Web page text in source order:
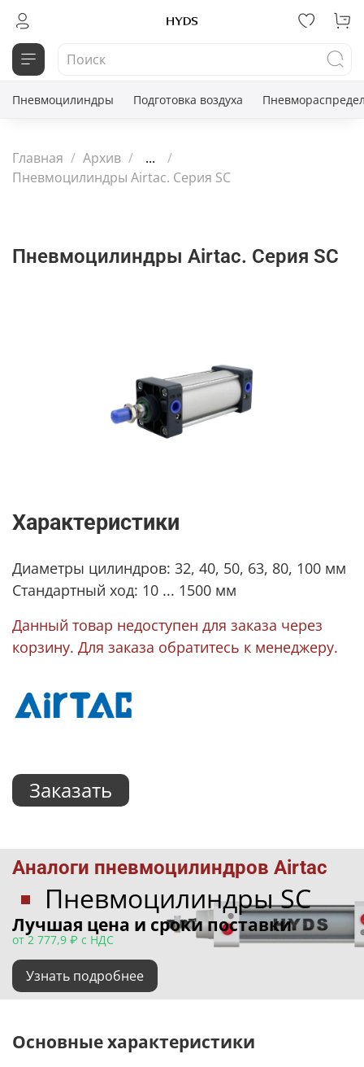
Пневмоцилиндры Подготовка воздуха
Главная Архив
...
Пневмоцилиндры Airtac. Серия SC
Пневмоцилиндры Airtac. Серия SC
Характеристики
Диаметры цилиндров: 32, 40, 50, 63, 80, 100 мм
Стандартный ход: 10 ... 1500 мм
Данный товар недоступен для заказа через
корзину. Для заказа обратитесь к менеджеру.
Заказать
Аналоги пневмоцилиндров Airtac
Пневмоцилиндры SC
Лучшая цена и сроки поставки
от 2 777,9 ₽ с НДС
Узнать подробнее
Основные характеристики